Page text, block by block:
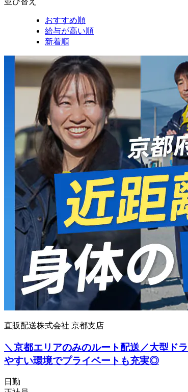
おすすめ順
給与が高い順
新着順
直販配送株式会社 京都支店
＼京都エリアのみのルート配送／大型ド
やすい環境でプライベートも充実◎
日勤